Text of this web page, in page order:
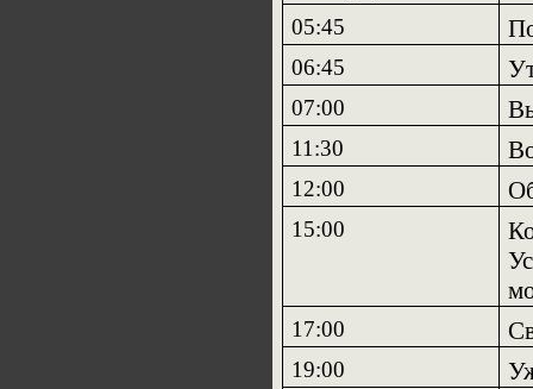
05:45
06:45
07:00
11:30
12:00
15:00
17:00
19:00